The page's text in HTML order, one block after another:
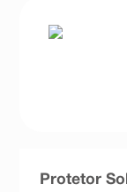
tadalafila
absorvente
Protetor